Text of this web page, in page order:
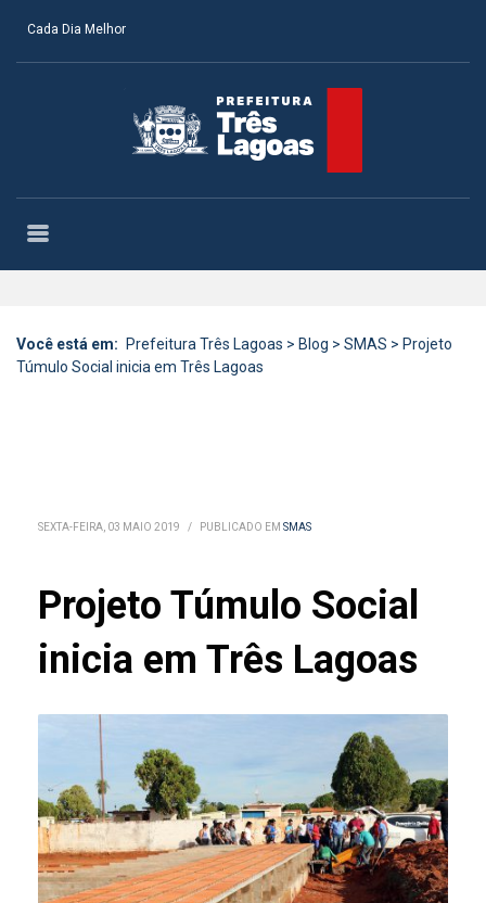
Cada Dia Melhor
Você está em: Prefeitura Três Lagoas > Blog > SMAS > Projeto
Túmulo Social inicia em Três Lagoas
SEXTA-FEIRA, 03 MAIO 2019 / PUBLICADO EM SMAS
Projeto Túmulo Social
inicia em Três Lagoas